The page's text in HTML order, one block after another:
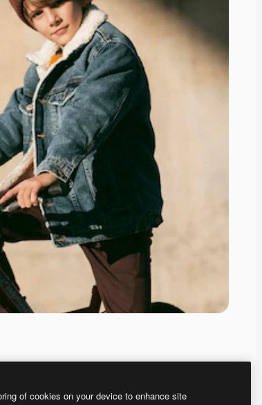
of cookies on your device to enhance site